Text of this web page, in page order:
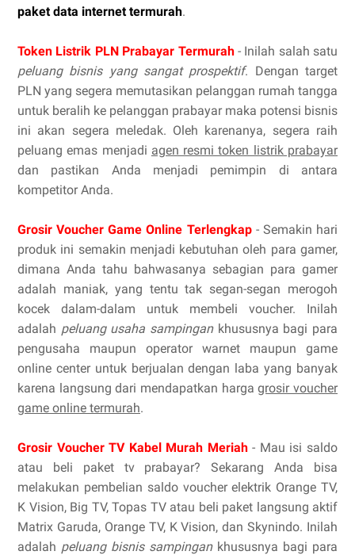
paket data internet termurah.
Token Listrik PLN Prabayar Termurah- Inilah salah satu
peluang bisnis yang sangat prospektif. Dengan target
PLN yang segera memutasikan pelanggan rumah tangga
untuk beralih ke pelanggan prabayar maka potensi bisnis
ini akan segera meledak. Oleh karenanya, segera raih
peluang emas menjadi agen resmi token listrik prabayar
dan pastikan Anda menjadi pemimpin di antara
kompetitor Anda.
Grosir Voucher Game Online Terlengkap- Semakin hari
produk ini semakin menjadi kebutuhan oleh para gamer,
dimana Anda tahu bahwasanya sebagian para gamer
adalah maniak, yang tentu tak segan-segan merogoh
kocek dalam-dalam untuk membeli voucher. Inilah
adalah peluang usaha sampingankhususnya bagi para
pengusaha maupun operator warnet maupun game
online center untuk berjualan dengan laba yang banyak
karena langsung dari mendapatkan hargagrosir voucher
game online termurah.
Grosir Voucher TV Kabel Murah Meriah- Mau isi saldo
atau beli paket tv prabayar? Sekarang Anda bisa
melakukan pembelian saldo voucher elektrik Orange TV,
K Vision, Big TV, Topas TV atau beli paket langsung aktif
Matrix Garuda, Orange TV, K Vision, dan Skynindo. Inilah
adalah peluang bisnis sampingankhususnya bagi para